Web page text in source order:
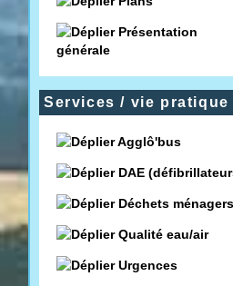
Présentation
générale
Services / vie pratique
Agglô'bus
DAE
Déchets ménagers
Qualité eau/air
Urgences